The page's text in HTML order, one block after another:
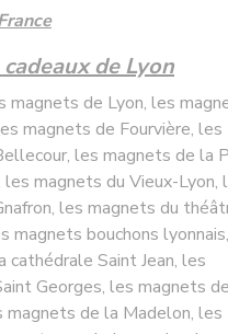
de Lyon
magnets de Lyon, les
magnets de Fourvière, les
les magnets de la
les magnets du Vieux-Lyon,
les magnets du
magnets bouchons
cathédrale Saint Jean, les
Georges, les magnets
magnets de la Madelon, les